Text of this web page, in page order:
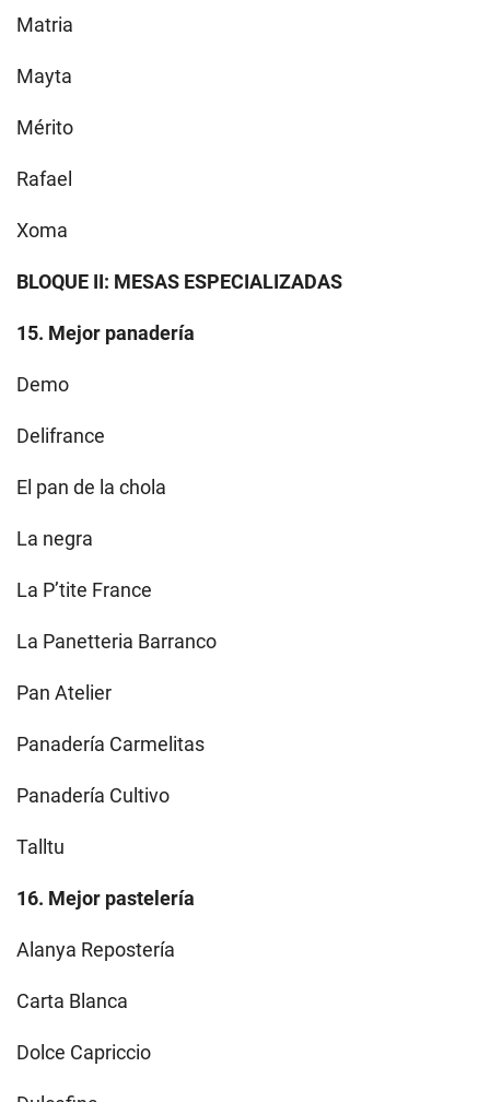
Matria
Mayta
Mérito
Rafael
Xoma
BLOQUE II: MESAS ESPECIALIZADAS
15. Mejor panadería
Demo
Delifrance
El pan de la chola
La negra
La P’tite France
La Panetteria Barranco
Pan Atelier
Panadería Carmelitas
Panadería Cultivo
Talltu
16. Mejor pastelería
Alanya Repostería
Carta Blanca
Dolce Capriccio